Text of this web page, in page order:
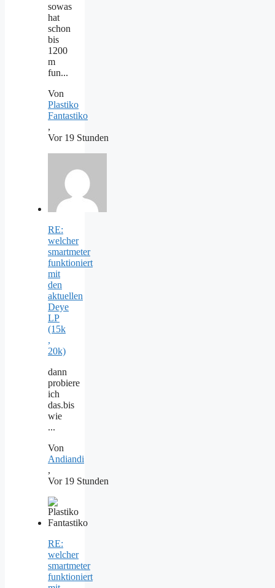
sowas
hat
schon
bis
1200
m
fun...
Von
Plastiko
Fantastiko
,
Vor 19 Stunden
RE:
welcher
smartmeter
funktioniert
mit
den
aktuellen
Deye
LP
(15k
,
20k)
dann
probiere
ich
das.bis
wie
...
Von
Andiandi
,
Vor 19 Stunden
RE:
welcher
smartmeter
funktioniert